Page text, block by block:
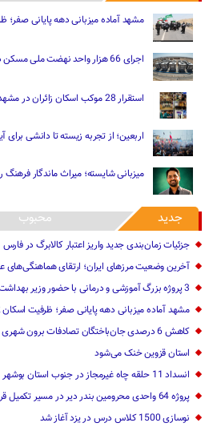
مشهد آماده میزبانی دهه پایانی صفر؛ ظرفیت
اجرای 66 هزار واحد نهضت ملی مسکن در خراسان رضوی
استقرار 28 موکب اسکان زائران در مشهد هم زمان با دهه پایانی صفر
اربعین؛ از تجربه زیسته تا دانشی برای
میزبانی شایسته؛ میراث ماندگار
جدید محبوب
جزئیات زمان‌بندی جدید واریز اعتبار کالابرگ در فارس
آخرین وضعیت مرزهای ایران؛ ارتقای هماهنگی‌های
3 پروژه بزرگ آموزشی و درمانی با حضور وزیر بهداشت در فارس افتتاح شد
مشهد آماده میزبانی دهه پایانی صفر؛ ظرفیت اسکان 1.2 میلیون زائر
کاهش 6 درصدی جان‌باختگان تصادفات برون شهری خراسان شمالی
استان قزوین خنک‌ می‌شود
انسداد 11 حلقه چاه غیرمجاز در جنوب استان بوشهر
پروژه 64 واحدی محرومین بندر دیر در مسیر تکمیل قرار گرفت
نوسازی 1500 کلاس درس در یزد آغاز شد